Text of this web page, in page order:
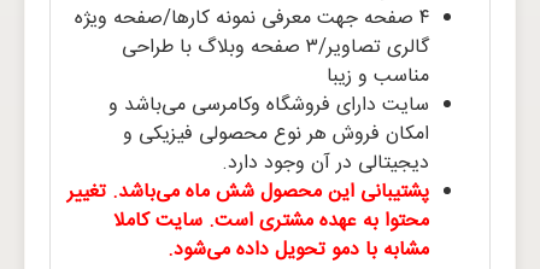
۴ صفحه جهت معرفی نمونه کارها/صفحه ویژه
گالری تصاویر/۳ صفحه وبلاگ با طراحی
مناسب و زیبا
سایت دارای فروشگاه وکامرسی می‌باشد و
امکان فروش هر نوع محصولی فیزیکی و
دیجیتالی در آن وجود دارد.
پشتیبانی این محصول شش ماه می‌باشد. تغییر
محتوا به عهده مشتری است. سایت کاملا
مشابه با دمو تحویل داده می‌شود.